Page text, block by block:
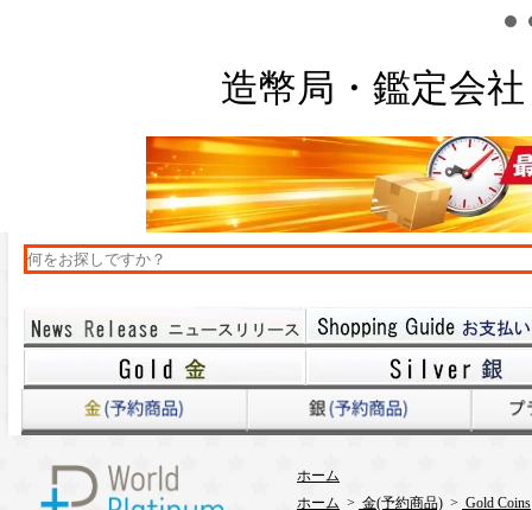
造幣局・鑑定会
ホーム
ホーム > 金(予約商品) > Gold Coins